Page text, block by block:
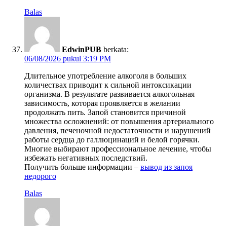
Balas
EdwinPUB berkata:
06/08/2026 pukul 3:19 PM
Длительное употребление алкоголя в больших
количествах приводит к сильной интоксикации
организма. В результате развивается алкогольная
зависимость, которая проявляется в желании
продолжать пить. Запой становится причиной
множества осложнений: от повышения артериального
давления, печеночной недостаточности и нарушений
работы сердца до галлюцинаций и белой горячки.
Многие выбирают профессиональное лечение, чтобы
избежать негативных последствий.
Получить больше информации – вывод из запоя
недорого
Balas